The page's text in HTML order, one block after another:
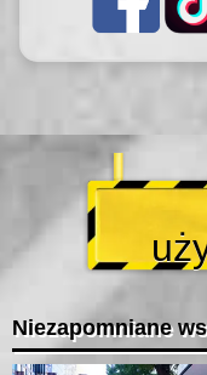
Niezapomniane